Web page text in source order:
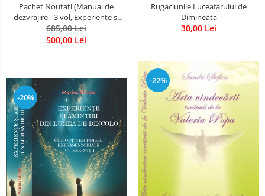
Pachet Noutati (Manual de
dezvrajire - 3 vol, Experiențe și
amintiri, Rugăciunile
Luceafarului de dimineata) -
685,00 Lei
500,00 Lei
Rugaciunile Luceafarului de
Dimineata
30,00 Lei
-20%
-22%